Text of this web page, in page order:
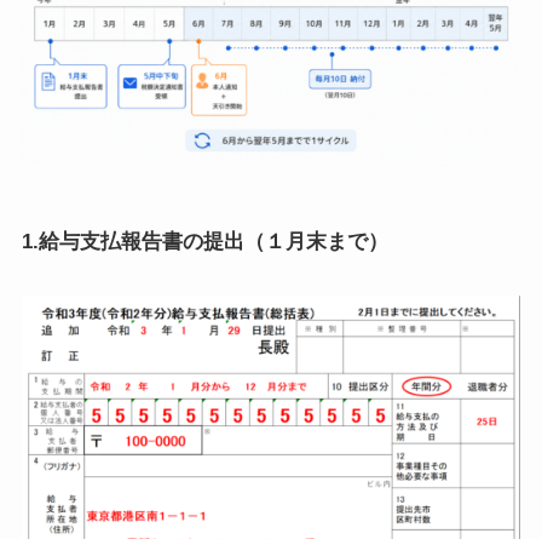
1.給与支払報告書の提出（１月末まで）